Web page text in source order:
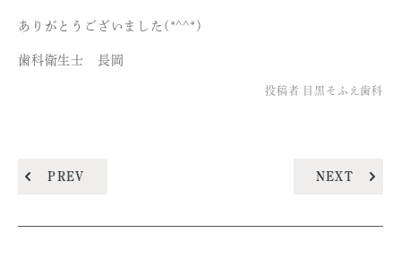
ありがとうございました(*^^*)
歯科衛生士 長岡
投稿者 目黒そふえ歯科
PREV NEXT